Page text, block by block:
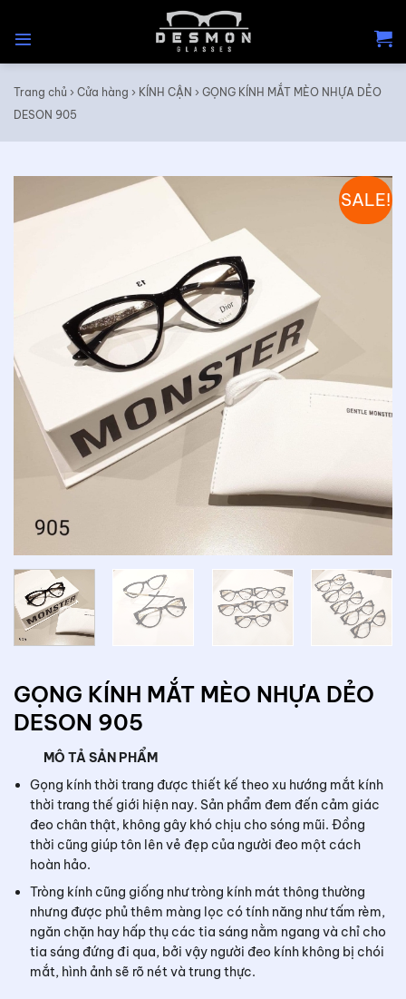
Trang chủ › Cửa hàng › KÍNH CẬN › GỌNG KÍNH MẮT MÈO NHỰA DẺO
DESON 905
SALE!
GỌNG KÍNH MẮT MÈO NHỰA DẺO
DESON 905
MÔ TẢ SẢN PHẨM
Gọng kính thời trang được thiết kế theo xu hướng mắt kính
thời trang thế giới hiện nay. Sản phẩm đem đến cảm giác
đeo chân thật, không gây khó chịu cho sóng mũi. Đồng
thời cũng giúp tôn lên vẻ đẹp của người đeo một cách
hoàn hảo.
Tròng kính cũng giống như tròng kính mát thông thường
nhưng được phủ thêm màng lọc có tính năng như tấm rèm,
ngăn chặn hay hấp thụ các tia sáng nằm ngang và chỉ cho
tia sáng đứng đi qua, bởi vậy người đeo kính không bị chói
mắt, hình ảnh sẽ rõ nét và trung thực.